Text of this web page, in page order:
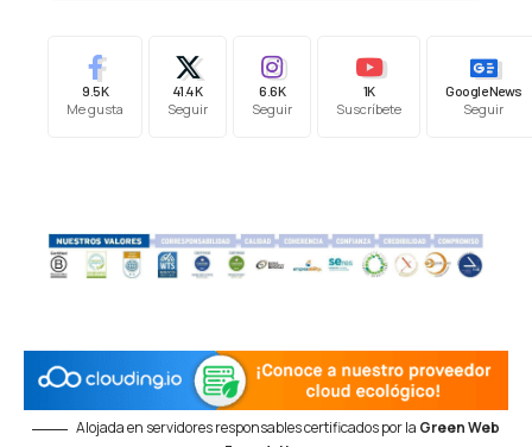
9.5K
Me gusta
41.4K
Seguir
6.6K
Seguir
1K
Suscríbete
Google News
Seguir
Alojada en servidores responsables certificados por la Green Web